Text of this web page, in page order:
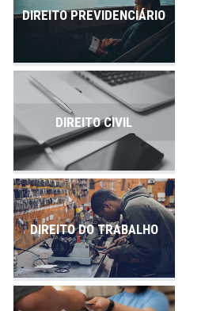
DIREITO PREVIDENCIÁRIO
DIREITO CIVIL
DIREITO DO TRABALHO